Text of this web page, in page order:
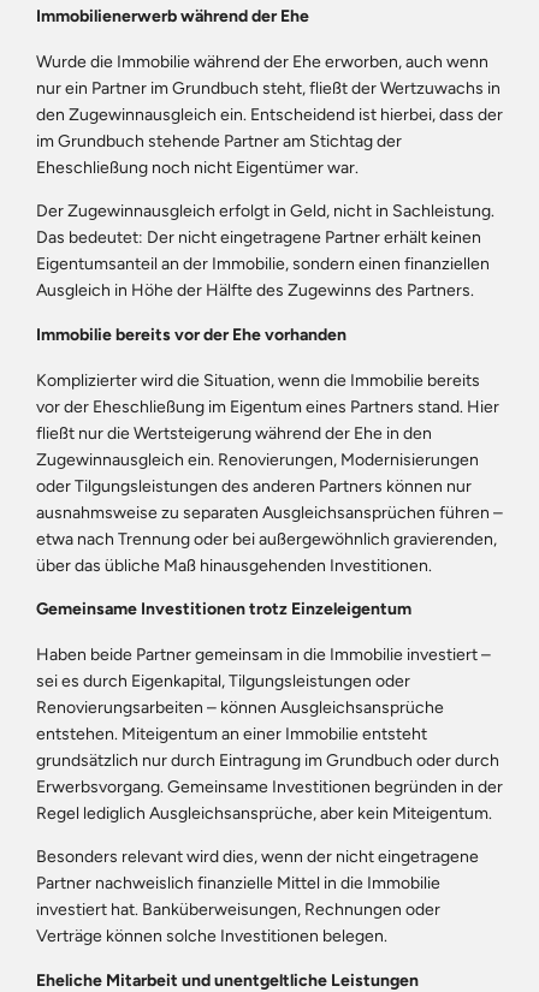
Immobilienerwerb während der Ehe
Wurde die Immobilie während der Ehe erworben, auch wenn
nur ein Partner im Grundbuch steht, fließt der Wertzuwachs in
den Zugewinnausgleich ein. Entscheidend ist hierbei, dass der
im Grundbuch stehende Partner am Stichtag der
Eheschließung noch nicht Eigentümer war.
Der Zugewinnausgleich erfolgt in Geld, nicht in Sachleistung.
Das bedeutet: Der nicht eingetragene Partner erhält keinen
Eigentumsanteil an der Immobilie, sondern einen finanziellen
Ausgleich in Höhe der Hälfte des Zugewinns des Partners.
Immobilie bereits vor der Ehe vorhanden
Komplizierter wird die Situation, wenn die Immobilie bereits
vor der Eheschließung im Eigentum eines Partners stand. Hier
fließt nur die Wertsteigerung während der Ehe in den
Zugewinnausgleich ein. Renovierungen, Modernisierungen
oder Tilgungsleistungen des anderen Partners können nur
ausnahmsweise zu separaten Ausgleichsansprüchen führen –
etwa nach Trennung oder bei außergewöhnlich gravierenden,
über das übliche Maß hinausgehenden Investitionen.
Gemeinsame Investitionen trotz Einzeleigentum
Haben beide Partner gemeinsam in die Immobilie investiert –
sei es durch Eigenkapital, Tilgungsleistungen oder
Renovierungsarbeiten – können Ausgleichsansprüche
entstehen. Miteigentum an einer Immobilie entsteht
grundsätzlich nur durch Eintragung im Grundbuch oder durch
Erwerbsvorgang. Gemeinsame Investitionen begründen in der
Regel lediglich Ausgleichsansprüche, aber kein Miteigentum.
Besonders relevant wird dies, wenn der nicht eingetragene
Partner nachweislich finanzielle Mittel in die Immobilie
investiert hat. Banküberweisungen, Rechnungen oder
Verträge können solche Investitionen belegen.
Eheliche Mitarbeit und unentgeltliche Leistungen